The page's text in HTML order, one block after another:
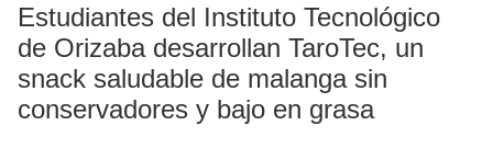
Estudiantes del Instituto Tecnológico
de Orizaba desarrollan TaroTec, un
snack saludable de malanga sin
conservadores y bajo en grasa